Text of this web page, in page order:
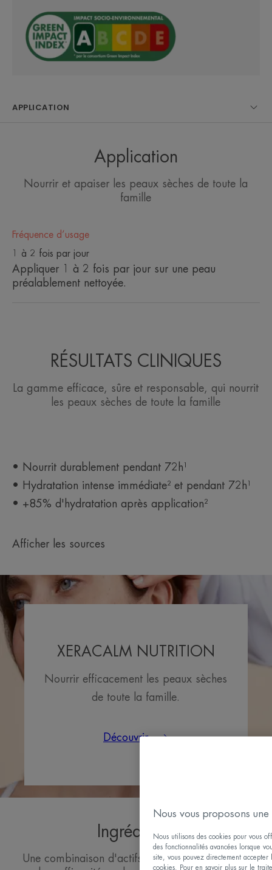
Bénéfices
• Nourrit les peaux sensibles et très sèches de
toute la famille
Une texture non grasse et non collante pour une application
Senteur du contenu
*Test instrumental, 30 sujets, 2 fois/j durant 7 j.
APPLICATION
Application
Nourrir et apaiser les peaux sèches de toute la
famille
Fréquence d’usage
1 à 2 fois par jour
Appliquer 1 à 2 fois par jour sur une peau
préalablement nettoyée.
RÉSULTATS CLINIQUES
La gamme efficace, sûre et responsable, qui nourrit
les peaux sèches de toute la famille
• Nourrit durablement pendant 72h¹
• Hydratation intense immédiate² et pendant 72h¹
• +85% d'hydratation après application²
Afficher les sources
XERACALM NUTRITION
Nourrir efficacement les peaux sèches
de toute la famille.
Découvrir
Ingrédients
Une combinaison d'actifs innovants sélectionnés
Nous vous proposons
Nous utilisons des cookies pour vous
des fonctionnalités avancées lorsque
site, vous pouvez directement
cookies. Pour en savoir plus sur le